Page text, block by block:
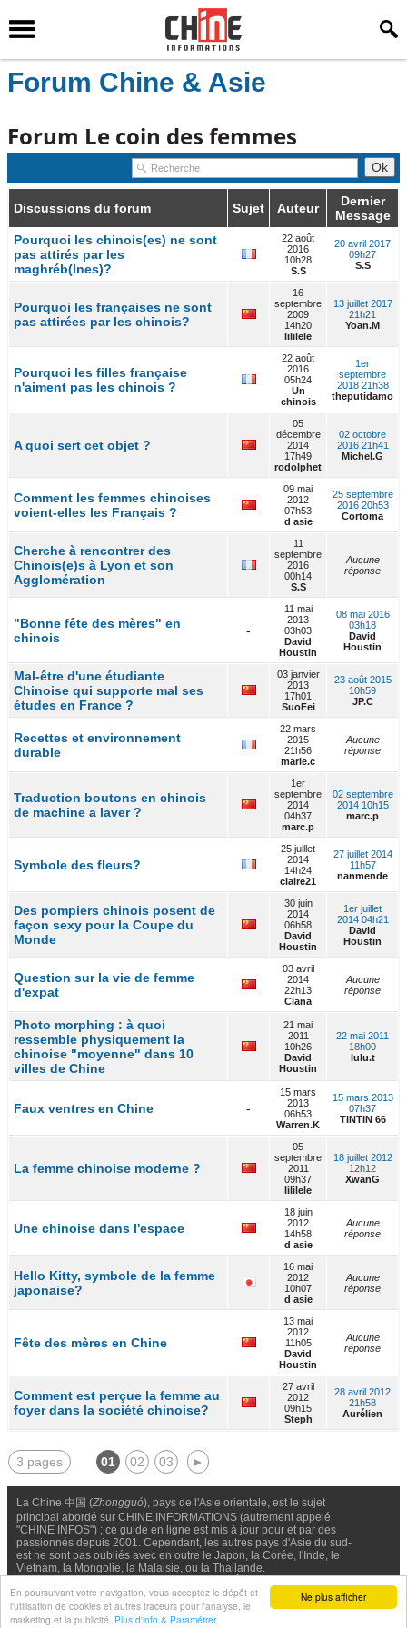
Ne plus afficher
En poursuivant votre navigation, vous acceptez le dépôt et
l'utilisation de cookies et autres traceurs pour l'analyse, le
marketing et la publicité. Plus d'info & Paramétrer
Forum Chine & Asie
Forum Le coin des femmes
Discussions du forum Sujet Auteur
Dernier
Message
Pourquoi les chinois(es) ne sont
pas attirés par les
maghréb(Ines)?
22 août
2016
10h28
S.S
20 avril 2017
09h27
S.S
Pourquoi les françaises ne sont
pas attirées par les chinois?
16
septembre
2009
14h20
lililele
13 juillet 2017
21h21
Yoan.M
Pourquoi les filles française
n'aiment pas les chinois ?
22 août
2016
05h24
Un
chinois
1er
septembre
2018 21h38
theputidamo
A quoi sert cet objet ?
05
décembre
2014
17h49
rodolphet
02 octobre
2016 21h41
Michel.G
Comment les femmes chinoises
voient-elles les Français ?
09 mai
2012
07h53
d asie
25 septembre
2016 20h53
Cortoma
Cherche à rencontrer des
Chinois(e)s à Lyon et son
Agglomération
11
septembre
2016
00h14
S.S
Aucune
réponse
"Bonne fête des mères" en
chinois
-
11 mai
2013
03h03
David
Houstin
08 mai 2016
03h18
David
Houstin
Mal-être d'une étudiante
Chinoise qui supporte mal ses
études en France ?
03 janvier
2013
17h01
SuoFei
23 août 2015
10h59
JP.C
Recettes et environnement
durable
22 mars
2015
21h56
marie.c
Aucune
réponse
Traduction boutons en chinois
de machine a laver ?
1er
septembre
2014
04h37
marc.p
02 septembre
2014 10h15
marc.p
Symbole des fleurs?
25 juillet
2014
14h24
claire21
27 juillet 2014
11h57
nanmende
Des pompiers chinois posent de
façon sexy pour la Coupe du
Monde
30 juin
2014
06h58
David
Houstin
1er juillet
2014 04h21
David
Houstin
Question sur la vie de femme
d'expat
03 avril
2014
22h13
Clana
Aucune
réponse
Photo morphing : à quoi
ressemble physiquement la
chinoise "moyenne" dans 10
villes de Chine
21 mai
2011
10h26
David
Houstin
22 mai 2011
18h00
lulu.t
Faux ventres en Chine -
15 mars
2013
06h53
Warren.K
15 mars 2013
07h37
TINTIN 66
La femme chinoise moderne ?
05
septembre
2011
09h37
lililele
18 juillet 2012
12h12
XwanG
Une chinoise dans l'espace
18 juin
2012
14h58
d asie
Aucune
réponse
Hello Kitty, symbole de la femme
japonaise?
16 mai
2012
10h07
d asie
Aucune
réponse
Fête des mères en Chine
13 mai
2012
11h05
David
Houstin
Aucune
réponse
Comment est perçue la femme au
foyer dans la société chinoise?
27 avril
2012
09h15
Steph
28 avril 2012
21h58
Aurélien
3 pages 01 02 03 ►
La Chine 中国 (Zhongguó), pays de l'Asie orientale, est le sujet
principal abordé sur CHINE INFORMATIONS (autrement appelé
"CHINE INFOS") ; ce guide en ligne est mis à jour pour et par des
passionnés depuis 2001. Cependant, les autres pays d'Asie du sud-
est ne sont pas oubliés avec en outre le Japon, la Corée, l'Inde, le
Vietnam, la Mongolie, la Malaisie, ou la Thailande.
© Chine Informations, 2026 - Tous droits réservés (depuis 2001)